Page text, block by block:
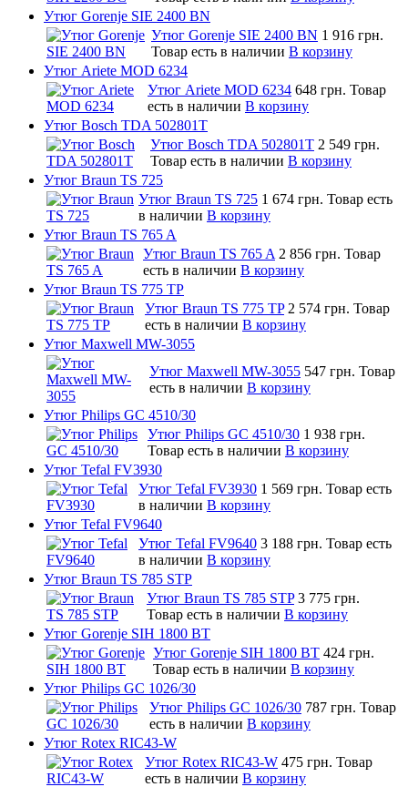
Утюг Gorenje SIE 2400 BN
Утюг Gorenje SIE 2400 BN 1 916 грн.
Товар есть в наличии В корзину
Утюг Ariete MOD 6234
Утюг Ariete MOD 6234 648 грн. Товар
есть в наличии В корзину
Утюг Bosch TDA 502801T
Утюг Bosch TDA 502801T 2 549 грн.
Товар есть в наличии В корзину
Утюг Braun TS 725
Утюг Braun TS 725 1 674 грн. Товар есть
в наличии В корзину
Утюг Braun TS 765 A
Утюг Braun TS 765 A 2 856 грн. Товар
есть в наличии В корзину
Утюг Braun TS 775 TP
Утюг Braun TS 775 TP 2 574 грн. Товар
есть в наличии В корзину
Утюг Maxwell MW-3055
Утюг Maxwell MW-3055 547 грн. Товар
есть в наличии В корзину
Утюг Philips GC 4510/30
Утюг Philips GC 4510/30 1 938 грн.
Товар есть в наличии В корзину
Утюг Tefal FV3930
Утюг Tefal FV3930 1 569 грн. Товар есть
в наличии В корзину
Утюг Tefal FV9640
Утюг Tefal FV9640 3 188 грн. Товар есть
в наличии В корзину
Утюг Braun TS 785 STP
Утюг Braun TS 785 STP 3 775 грн.
Товар есть в наличии В корзину
Утюг Gorenje SIH 1800 BT
Утюг Gorenje SIH 1800 BT 424 грн.
Товар есть в наличии В корзину
Утюг Philips GC 1026/30
Утюг Philips GC 1026/30 787 грн. Товар
есть в наличии В корзину
Утюг Rotex RIC43-W
Утюг Rotex RIC43-W 475 грн. Товар
есть в наличии В корзину